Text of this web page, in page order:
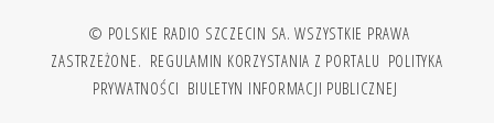
© POLSKIE RADIO SZCZECIN SA. WSZYSTKIE PRAWA
ZASTRZEŻONE. REGULAMIN KORZYSTANIA Z PORTALU POLITYKA
PRYWATNOŚCI BIULETYN INFORMACJI PUBLICZNEJ